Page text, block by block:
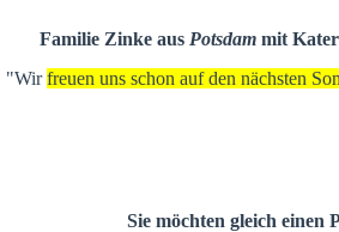
Familie Zinke aus Potsdam mit
"Wirfreuen uns schon auf den nächsten
Sie möchten gleich einen